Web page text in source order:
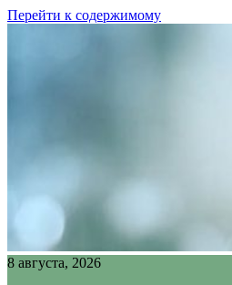
Перейти к содержимому
8 августа, 2026